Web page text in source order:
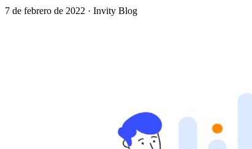
7 de febrero de 2022 · Invity Blog